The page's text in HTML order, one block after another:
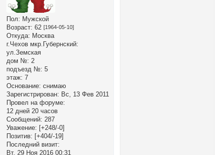
Пол: Мужской
Возраст: 62 [1964-05-10]
Откуда: Москва
г.Чехов мкр.Губернский:
ул.Земская
дом №: 2
подъезд №: 5
этаж: 7
Основание: снимаю
Зарегистрирован: Вс, 13 Фев 2011
Провел на форуме:
12 дней 20 часов
Сообщений: 287
Уважение: [+248/-0]
Позитив: [+404/-19]
Последний визит:
Вт, 29 Ноя 2016 00:31